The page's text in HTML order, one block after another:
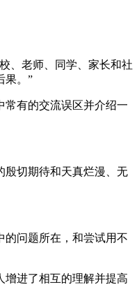
、老师、同学、家长和社
果。”
常有的交流误区并介绍一
殷切期待和天真烂漫、无
的问题所在，和尝试用不
增进了相互的理解并提高